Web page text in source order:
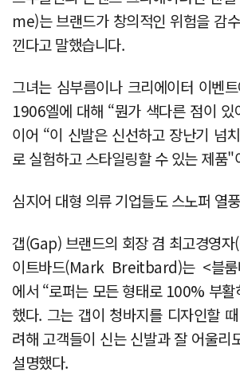
me)는 브랜드가 창의적인 위험을 감
낀다고 말했습니다.
그녀는 심부름이나 크리에이터 이벤
1906엘에 대해 “뭔가 색다른 점이 있
이어 “이 신발은 신선하고 장난기 넘
로 실험하고 스타일링할 수 있는 제품"
심지어 대형 의류 기업들도 스노퍼 열
갭(Gap) 브랜드의 회장 겸 최고경영자
이트바드(Mark Breitbard)는 <블룸
에서 “로퍼는 모든 형태로 100% 부활
했다. 그는 갭이 청바지를 디자인할
려해 고객들이 신는 신발과 잘 어울리
설명했다.